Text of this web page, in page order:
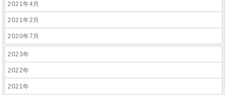
2021年4月
2021年2月
2020年7月
2023年
2022年
2021年